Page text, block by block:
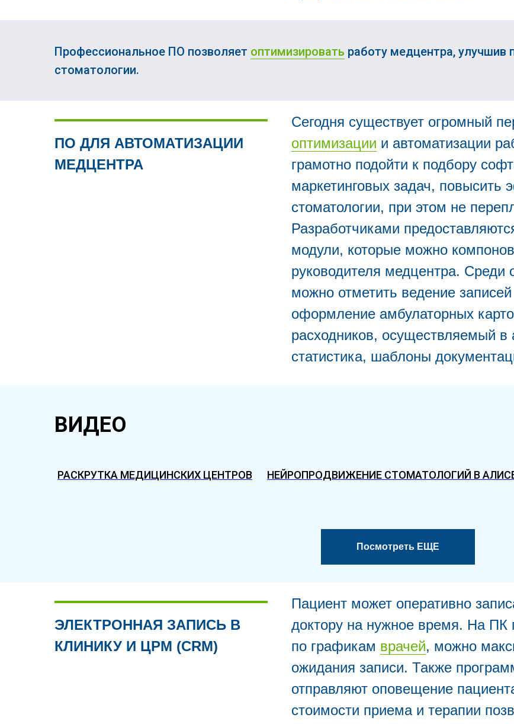
Профессиональное ПО позволяет оптимизировать работу медцентра, улучшив
стоматологии.
ПО ДЛЯ АВТОМАТИЗАЦИИ
МЕДЦЕНТРА
Сегодня существует огромный
оптимизации и автоматизации
грамотно подойти к подбору
маркетинговых задач, повысить
стоматологии, при этом не
Разработчиками
модули, которые можно
руководителя медцентра.
можно отметить ведение
оформление амбулаторных
расходников, осуществляемый
статистика, шаблоны
ВИДЕО
РАСКРУТКА МЕДИЦИНСКИХ ЦЕНТРОВ НЕЙРОПРОДВИЖЕНИЕ СТОМАТОЛОГИЙ В
Посмотреть ЕЩЕ
ЭЛЕКТРОННАЯ ЗАПИСЬ В
КЛИНИКУ И ЦРМ (CRM)
Пациент может оперативно
доктору на нужное время. На ПК
по графикам врачей, можно
ожидания записи. Также
отправляют оповещение
стоимости приема и терапии